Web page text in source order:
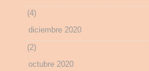
(4)
diciembre 2020
(2)
octubre 2020